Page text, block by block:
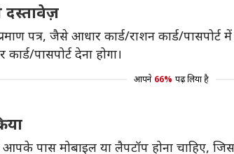
पत्र, जैसे आधार कार्ड/राशन कार्ड/
पासपोर्ट देना होगा।
आपने 66% पढ़ लिया है
मोबाइल या लैपटॉप होना चाहिए,